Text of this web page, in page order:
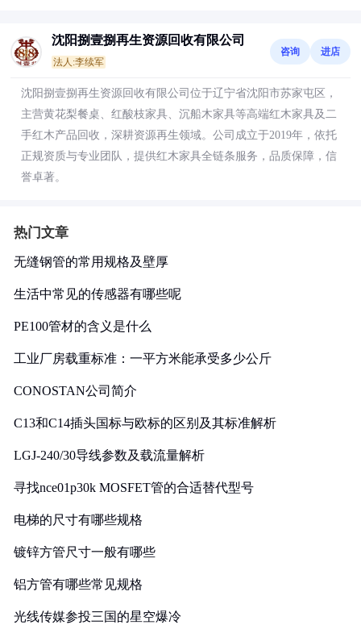
沈阳捌壹捌再生资源回收有限公司
法人:李续军
咨询 进店
沈阳捌壹捌再生资源回收有限公司位于辽宁省沈阳市苏家屯区，
主营黄花梨餐桌、红酸枝家具、沉船木家具等高端红木家具及二
手红木产品回收，深耕资源再生领域。公司成立于2019年，依托
正规资质与专业团队，提供红木家具全链条服务，品质保障，信
誉卓著。
热门文章
无缝钢管的常用规格及壁厚
生活中常见的传感器有哪些呢
PE100管材的含义是什么
工业厂房载重标准：一平方米能承受多少公斤
CONOSTAN公司简介
C13和C14插头国标与欧标的区别及其标准解析
LGJ-240/30导线参数及载流量解析
寻找nce01p30k MOSFET管的合适替代型号
电梯的尺寸有哪些规格
镀锌方管尺寸一般有哪些
铝方管有哪些常见规格
光线传媒参投三国的星空爆冷